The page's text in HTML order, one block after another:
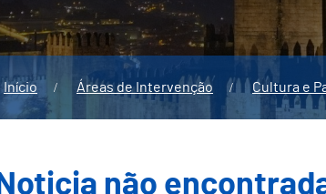
Início Áreas de Intervenção Cultura e
Noticia não